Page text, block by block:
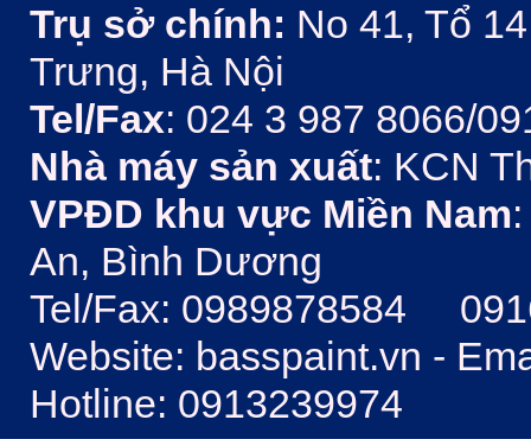
Trụ sở chính: No 41, Tổ
Trưng, Hà Nội
Tel/Fax: 024 3 987 8066/
Nhà máy sản xuất: KCN
VPĐD khu vực Miền Nam
An, Bình Dương
Tel/Fax: 0989878584
Website: basspaint.vn -
Hotline: 0913239974